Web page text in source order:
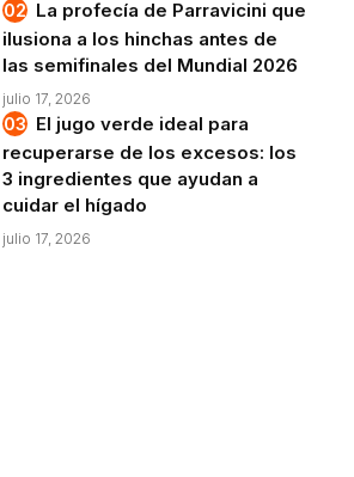
La profecía de Parravicini que
ilusiona a los hinchas antes de
las semifinales del Mundial 2026
julio 17, 2026
El jugo verde ideal para
recuperarse de los excesos: los
3 ingredientes que ayudan a
cuidar el hígado
julio 17, 2026